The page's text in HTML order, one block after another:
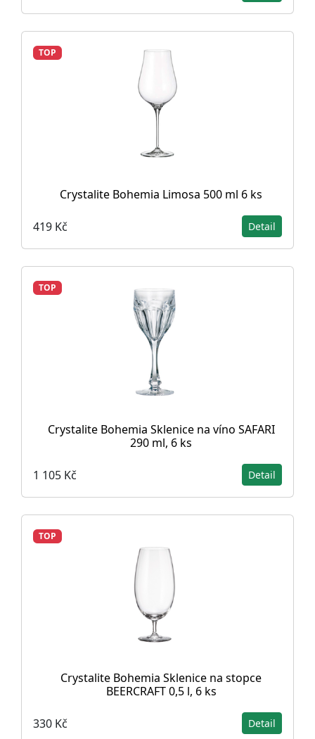
TOP
Crystalite Bohemia Limosa 500 ml 6 ks
419 Kč Detail
TOP
Crystalite Bohemia Sklenice na víno SAFARI
290 ml, 6 ks
1 105 Kč Detail
TOP
Crystalite Bohemia Sklenice na stopce
BEERCRAFT 0,5 l, 6 ks
330 Kč Detail